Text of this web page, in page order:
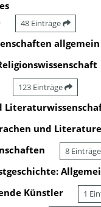
48 Einträge
allgemein
123 Einträge
und
8 Einträge
Künstler 1